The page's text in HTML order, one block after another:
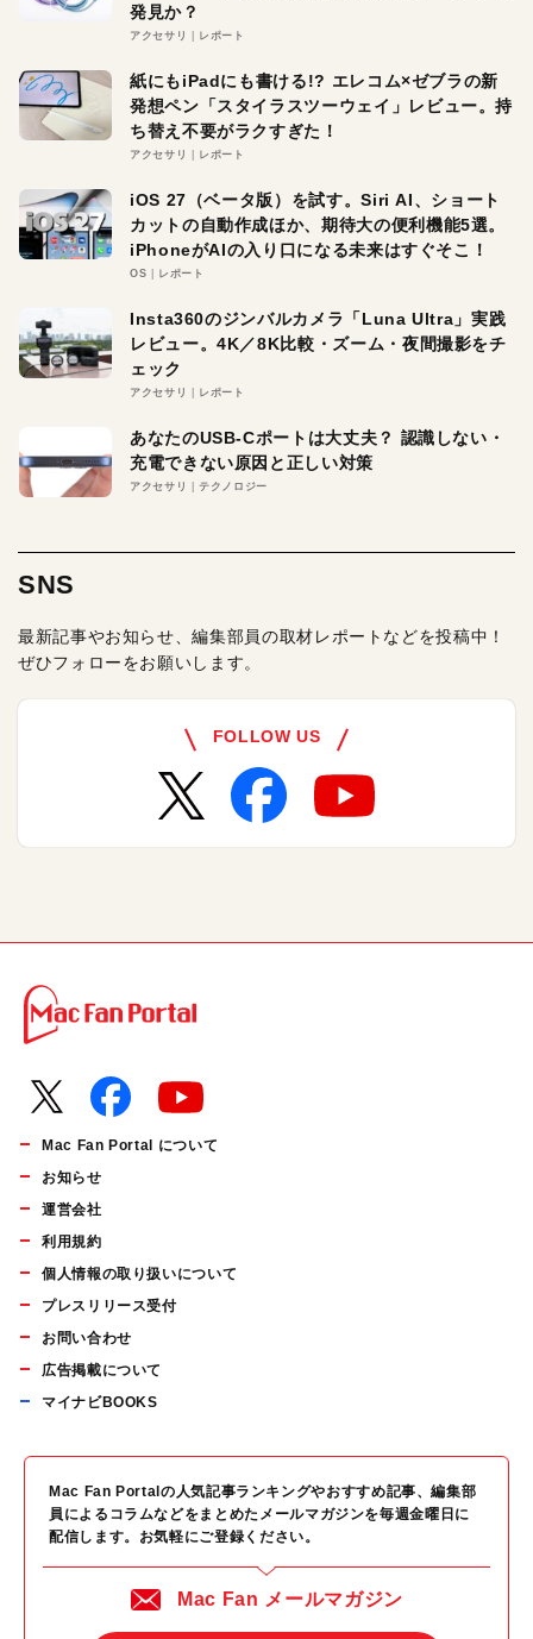
発見か？
アクセサリ レポート
紙にもiPadにも書ける!? エレコム×ゼブラの新
発想ペン「スタイラスツーウェイ」レビュー。持
ち替え不要がラクすぎた！
アクセサリ レポート
iOS 27（ベータ版）を試す。Siri AI、ショート
カットの自動作成ほか、期待大の便利機能5選。
iPhoneがAIの入り口になる未来はすぐそこ！
OS レポート
Insta360のジンバルカメラ「Luna Ultra」実践
レビュー。4K／8K比較・ズーム・夜間撮影をチ
ェック
アクセサリ レポート
あなたのUSB-Cポートは大丈夫？ 認識しない・
充電できない原因と正しい対策
アクセサリ テクノロジー
SNS
最新記事やお知らせ、編集部員の取材レポートなどを投稿中！
ぜひフォローをお願いします。
FOLLOW US
Mac Fan Portal について
お知らせ
運営会社
利用規約
個人情報の取り扱いについて
プレスリリース受付
お問い合わせ
広告掲載について
マイナビBOOKS
Mac Fan Portalの人気記事ランキングやおすすめ記事、編集部
員によるコラムなどをまとめたメールマガジンを毎週金曜日に
配信します。お気軽にご登録ください。
Mac Fan メールマガジン